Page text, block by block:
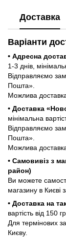
Доставка
Варіанти
• Адресна
1-3 днів,
Відправляємо
Пошта».
Можлива
• Доставка
мінімальна
Відправляємо
Пошта».
Можлива
• Самовивіз з
район)
Ви можете
магазину в Києві
• Доставка на
вартість від 150
Для термінових
Києву.